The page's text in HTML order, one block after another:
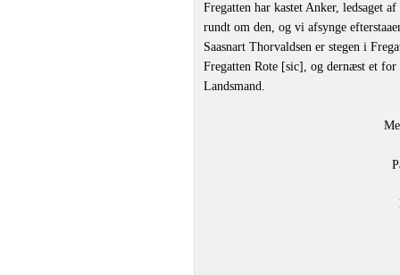
Fregatten har kastet Anker, ledsaget
rundt om den, og vi afsynge
Saasnart Thorvaldsen er stegen i
Fregatten Rote [sic], og dernæst et
Landsmand.